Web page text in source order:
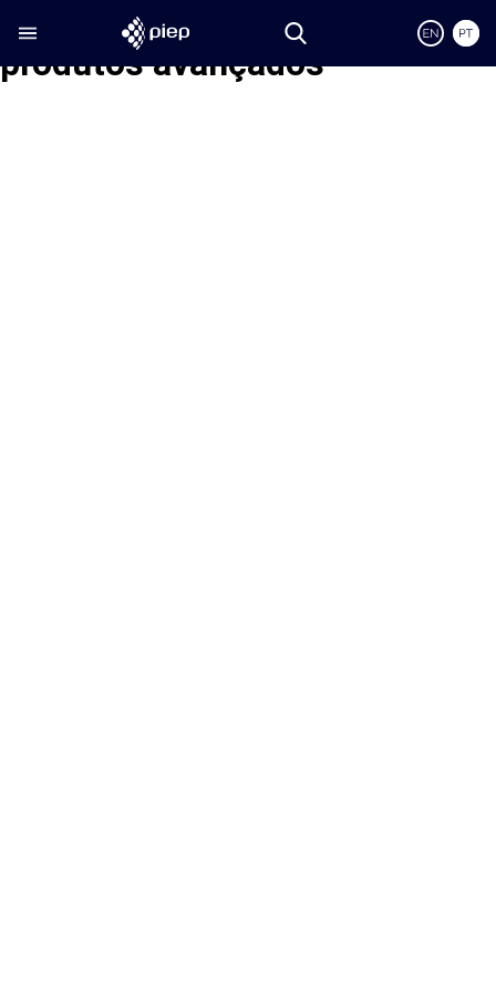
Etiqueta:desenvolvimento de
produtos avançados